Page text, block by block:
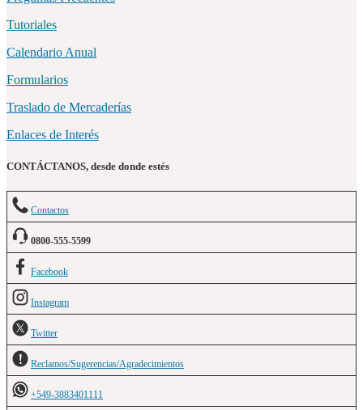
Tutoriales
Calendario Anual
Formularios
Traslado de Mercaderías
Enlaces de Interés
CONTÁCTANOS, desde donde estés
Contactos
0800-555-5599
Facebook
Instagram
Twitter
Reclamos/Sugerencias/Agradecimientos
+549-3883401111